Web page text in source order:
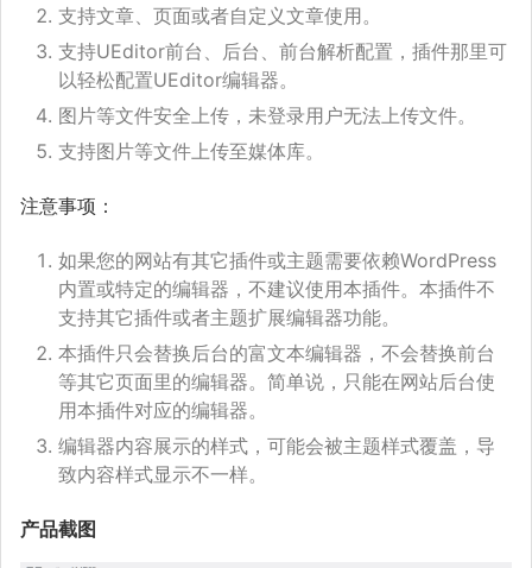
支持文章、页面或者自定义文章使用。
支持UEditor前台、后台、前台解析配置，插件那里可
以轻松配置UEditor编辑器。
图片等文件安全上传，未登录用户无法上传文件。
支持图片等文件上传至媒体库。
注意事项：
如果您的网站有其它插件或主题需要依赖WordPress
内置或特定的编辑器，不建议使用本插件。本插件不
支持其它插件或者主题扩展编辑器功能。
本插件只会替换后台的富文本编辑器，不会替换前台
等其它页面里的编辑器。简单说，只能在网站后台使
用本插件对应的编辑器。
编辑器内容展示的样式，可能会被主题样式覆盖，导
致内容样式显示不一样。
产品截图